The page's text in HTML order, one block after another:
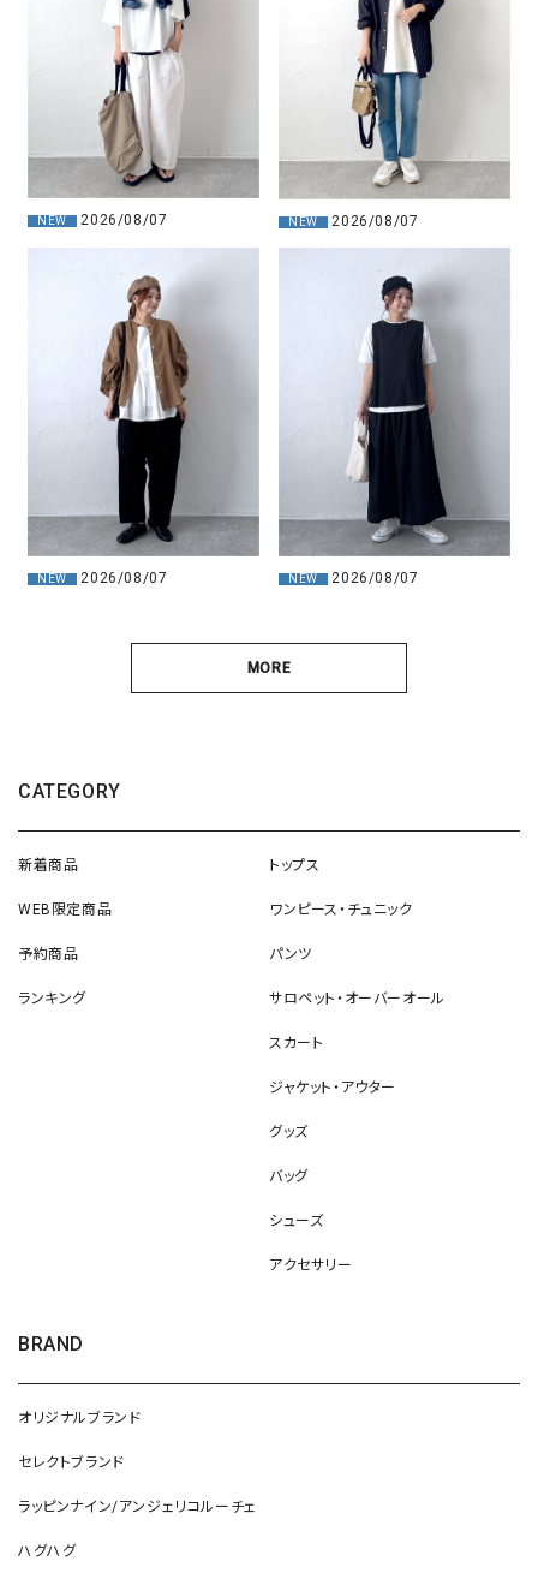
NEW 2026/08/07 NEW 2026/08/07
NEW 2026/08/07 NEW 2026/08/07
MORE
CATEGORY
新着商品
WEB限定商品
予約商品
ランキング
トップス
ワンピース・チュニック
パンツ
サロペット・オーバーオール
スカート
ジャケット・アウター
グッズ
バッグ
シューズ
アクセサリー
BRAND
オリジナルブランド
セレクトブランド
ラッピンナイン/アンジェリコルーチェ
ハグハグ